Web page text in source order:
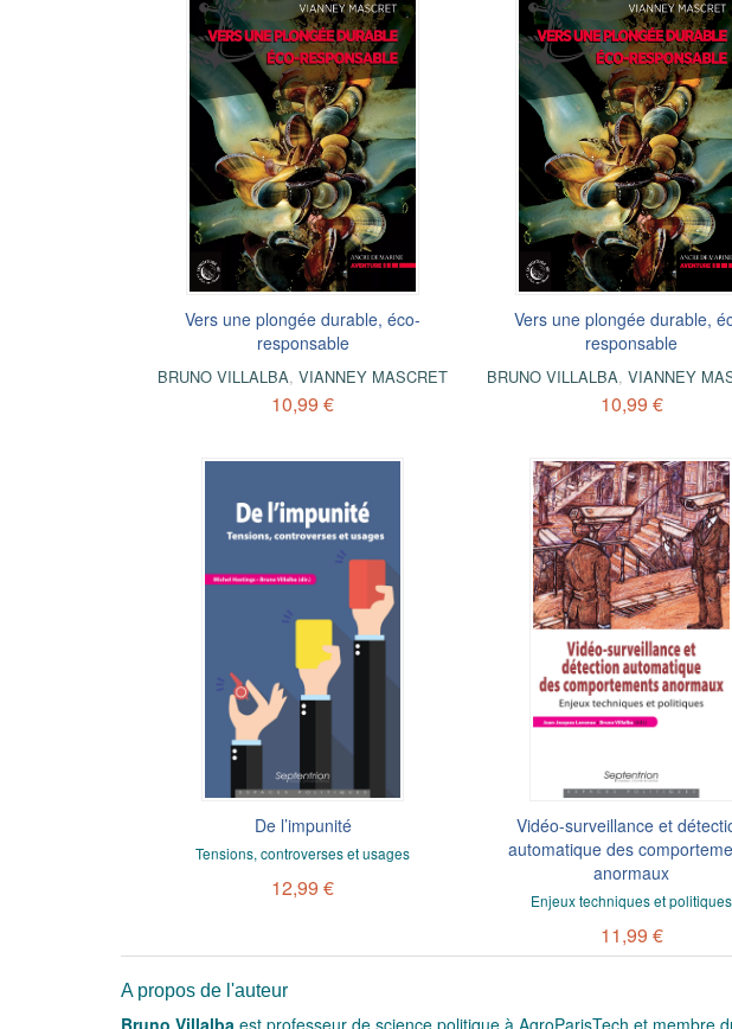
Vers une plongée durable, éco-
responsable
BRUNO VILLALBA,VIANNEY MASCRET
10,99 €
Vers une plongée durable,
responsable
BRUNO VILLALBA, VIANNEY
10,99 €
De l’impunité
Tensions, controverses et usages
12,99 €
Vidéo-surveillance et
automatique des
anormaux
Enjeux techniques et politiques
11,99 €
A propos de l'auteur
Bruno Villalba est professeur de science politique à AgroParisTech et membre